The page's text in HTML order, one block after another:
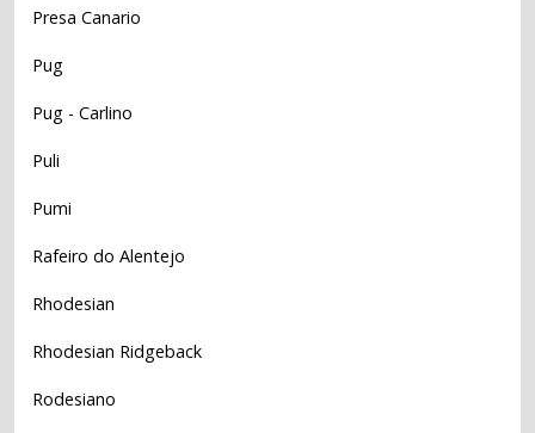
Presa Canario
Pug
Pug - Carlino
Puli
Pumi
Rafeiro do Alentejo
Rhodesian
Rhodesian Ridgeback
Rodesiano